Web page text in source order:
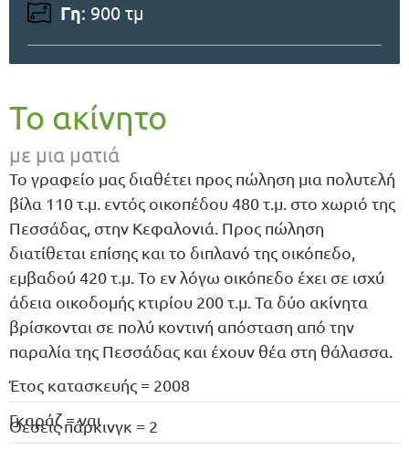
Γη: 900 τμ
Το ακίνητο
με μια ματιά
Το γραφείο μας διαθέτει προς πώληση μια πολυτελή
βίλα 110 τ.μ. εντός οικοπέδου 480 τ.μ. στο χωριό της
Πεσσάδας, στην Κεφαλονιά. Προς πώληση
διατίθεται επίσης και το διπλανό της οικόπεδο,
εμβαδού 420 τ.μ. Το εν λόγω οικόπεδο έχει σε ισχύ
άδεια οικοδομής κτιρίου 200 τ.μ. Τα δύο ακίνητα
βρίσκονται σε πολύ κοντινή απόσταση από την
παραλία της Πεσσάδας και έχουν θέα στη θάλασσα.
Έτος κατασκευής = 2008
Γκαράζ = ναι
Θέσεις πάρκινγκ = 2